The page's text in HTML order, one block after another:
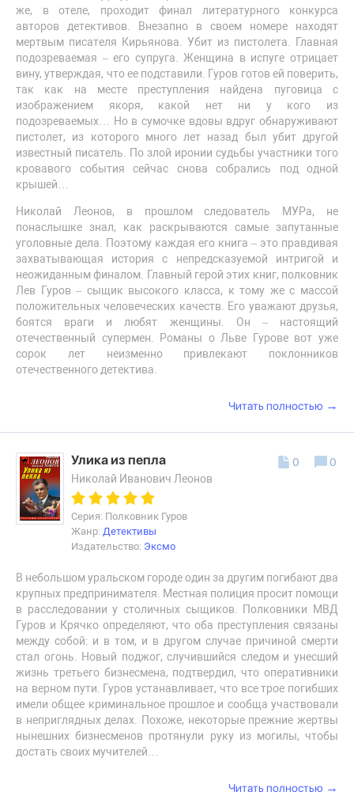
же, в отеле, проходит финал литературного конкурса
авторов детективов. Внезапно в своем номере находят
мертвым писателя Кирьянова. Убит из пистолета. Главная
подозреваемая – его супруга. Женщина в испуге отрицает
вину, утверждая, что ее подставили. Гуров готов ей поверить,
так как на месте преступления найдена пуговица с
изображением якоря, какой нет ни у кого из
подозреваемых… Но в сумочке вдовы вдруг обнаруживают
пистолет, из которого много лет назад был убит другой
известный писатель. По злой иронии судьбы участники того
кровавого события сейчас снова собрались под одной
крышей…
Николай Леонов, в прошлом следователь МУРа, не
понаслышке знал, как раскрываются самые запутанные
уголовные дела. Поэтому каждая его книга – это правдивая
захватывающая история с непредсказуемой интригой и
неожиданным финалом. Главный герой этих книг, полковник
Лев Гуров – сыщик высокого класса, к тому же с массой
положительных человеческих качеств. Его уважают друзья,
боятся враги и любят женщины. Он – настоящий
отечественный супермен. Романы о Льве Гурове вот уже
сорок лет неизменно привлекают поклонников
отечественного детектива.
Читать полностью →
Улика из пепла
Николай Иванович Леонов
Серия: Полковник Гуров
Жанр: Детективы
Издательство: Эксмо
В небольшом уральском городе один за другим погибают два
крупных предпринимателя. Местная полиция просит помощи
в расследовании у столичных сыщиков. Полковники МВД
Гуров и Крячко определяют, что оба преступления связаны
между собой: и в том, и в другом случае причиной смерти
стал огонь. Новый поджог, случившийся следом и унесший
жизнь третьего бизнесмена, подтвердил, что оперативники
на верном пути. Гуров устанавливает, что все трое погибших
имели общее криминальное прошлое и сообща участвовали
в неприглядных делах. Похоже, некоторые прежние жертвы
нынешних бизнесменов протянули руку из могилы, чтобы
достать своих мучителей…
0 0
Читать полностью →